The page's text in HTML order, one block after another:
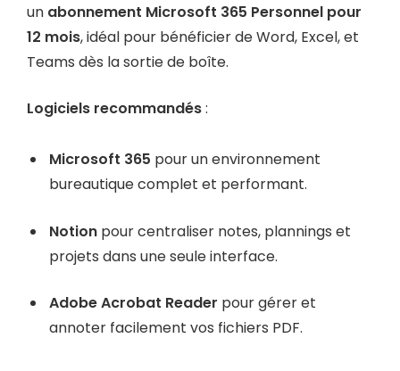
un abonnement Microsoft 365 Personnel pour
12 mois, idéal pour bénéficier de Word, Excel, et
Teams dès la sortie de boîte.
Logiciels recommandés:
Microsoft 365 pour un environnement
bureautique complet et performant.
Notion pour centraliser notes, plannings et
projets dans une seule interface.
Adobe Acrobat Reader pour gérer et
annoter facilement vos fichiers PDF.